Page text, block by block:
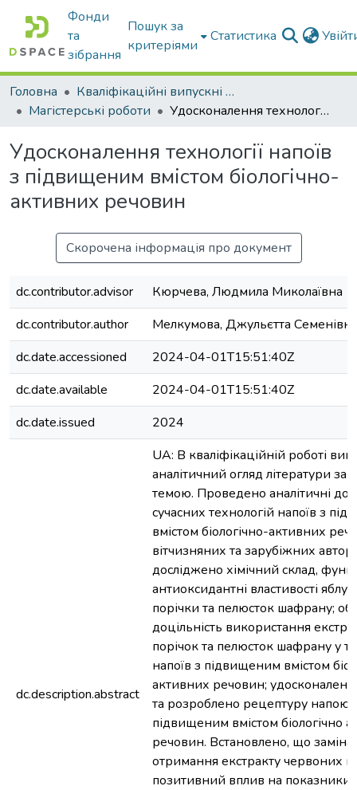
Фонди
та
зібрання
Пошук за
критеріями
Статистика
Головна
Кваліфікаційні випускні роботи бакалаврів і магістрів
Магістерські роботи
Удосконалення технології напоїв з підвищеним вмістом біологічно-активних речовин
Удосконалення технології напоїв
з підвищеним вмістом біологічно-
активних речовин
Скорочена інформація про документ
dc.contributor.advisor
Кюрчева, Людмила Миколаївна
dc.contributor.author
Мелкумова, Джульєтта Семенівна
dc.date.accessioned
2024-04-01T15:51:40Z
dc.date.available
2024-04-01T15:51:40Z
dc.date.issued
2024
dc.description.abstract
UA: В кваліфікаційній роботі
аналітичний огляд літератури за
темою. Проведено aнaлітичні
сучaсних технологій напоїв з
вмістом біологічно-активних
вітчизняних та зарубіжних
досліджено хімічний склaд,
aнтиоксидaнтні влaстивості
порічки тa пелюсток шaфрaну;
доцільність використaння
порічок та пелюсток шафрану у
напоїв з підвищеним вмістом
активних речовин; удосконaлено
та розроблено рецептуру напою
підвищеним вмістом біологічно
речовин. Встановлено, що заміна
отримання екстракту червоних
позитивний вплив на показники